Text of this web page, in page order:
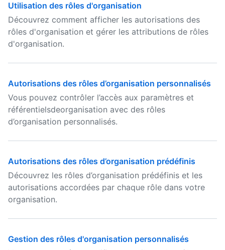
Utilisation des rôles d'organisation
Découvrez comment afficher les autorisations des
rôles d'organisation et gérer les attributions de rôles
d'organisation.
Autorisations des rôles d’organisation personnalisés
Vous pouvez contrôler l’accès aux paramètres et
référentielsdeorganisation avec des rôles
d’organisation personnalisés.
Autorisations des rôles d’organisation prédéfinis
Découvrez les rôles d’organisation prédéfinis et les
autorisations accordées par chaque rôle dans votre
organisation.
Gestion des rôles d'organisation personnalisés